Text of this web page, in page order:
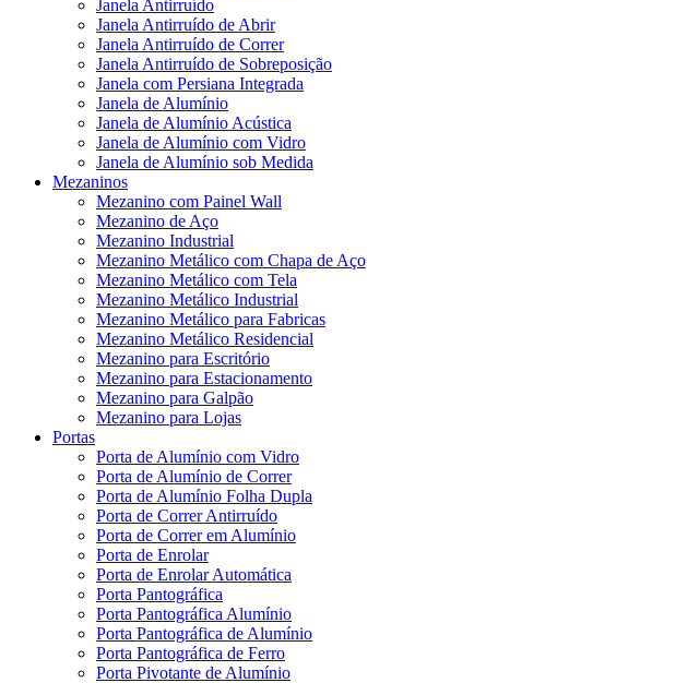
Janela Antirruído
Janela Antirruído de Abrir
Janela Antirruído de Correr
Janela Antirruído de Sobreposição
Janela com Persiana Integrada
Janela de Alumínio
Janela de Alumínio Acústica
Janela de Alumínio com Vidro
Janela de Alumínio sob Medida
Mezaninos
Mezanino com Painel Wall
Mezanino de Aço
Mezanino Industrial
Mezanino Metálico com Chapa de Aço
Mezanino Metálico com Tela
Mezanino Metálico Industrial
Mezanino Metálico para Fabricas
Mezanino Metálico Residencial
Mezanino para Escritório
Mezanino para Estacionamento
Mezanino para Galpão
Mezanino para Lojas
Portas
Porta de Alumínio com Vidro
Porta de Alumínio de Correr
Porta de Alumínio Folha Dupla
Porta de Correr Antirruído
Porta de Correr em Alumínio
Porta de Enrolar
Porta de Enrolar Automática
Porta Pantográfica
Porta Pantográfica Alumínio
Porta Pantográfica de Alumínio
Porta Pantográfica de Ferro
Porta Pivotante de Alumínio